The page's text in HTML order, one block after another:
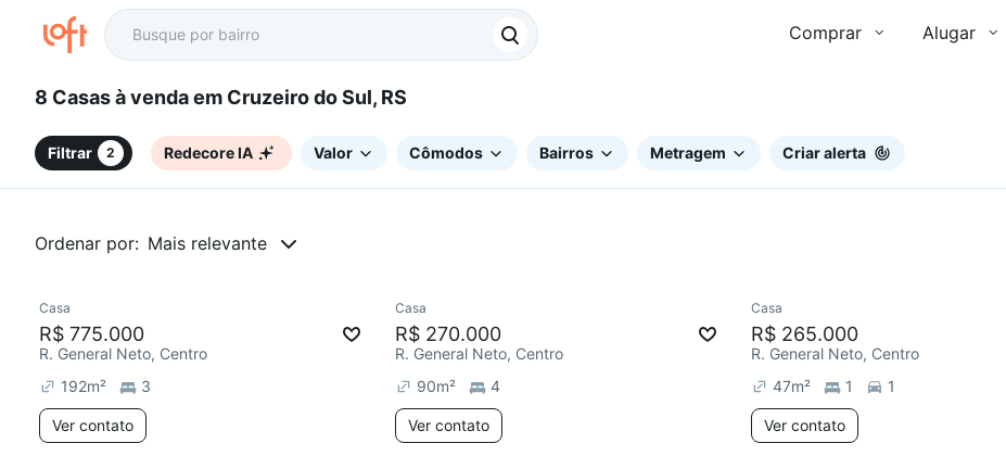
Comprar Alugar
8 Casas à venda em Cruzeiro do Sul, RS
Filtrar 2 Redecore IA Valor Cômodos Bairros Metragem Criar alerta
Ordenar por: Mais relevante
Chegou este mês
Casa
R$ 775.000
R. General Neto, Centro
192m² 3
Ver contato
Chegou este mês
Casa
R$ 270.000
R. General Neto, Centro
90m² 4
Ver contato
Casa
R$ 265.000
R. General Neto, Centro
47m² 1 1
Ver contato